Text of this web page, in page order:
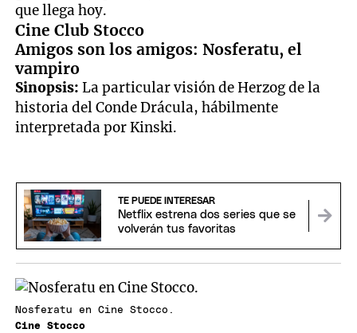
que llega hoy.
Cine Club Stocco
Amigos son los amigos: Nosferatu, el
vampiro
Sinopsis: La particular visión de Herzog de la
historia del Conde Drácula, hábilmente
interpretada por Kinski.
TE PUEDE INTERESAR
Netflix estrena dos series que se
volverán tus favoritas
Nosferatu en Cine Stocco.
Cine Stocco